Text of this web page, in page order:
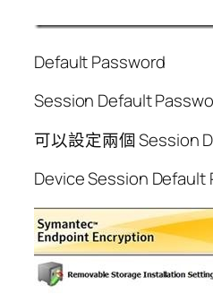
Default Password
Session Default
可以設定兩個 Session
Device Session Default